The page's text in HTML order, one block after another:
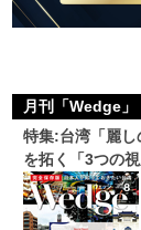
月刊「Wedge」
特集:台湾「麗
を拓く「3つの視